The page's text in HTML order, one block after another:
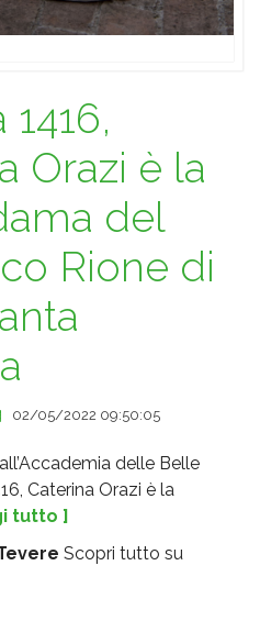
Orazi è la
del
Rione di
02/05/2022 09:50:05
delle Belle
Caterina Orazi è la
tutto ]
Scopri tutto su